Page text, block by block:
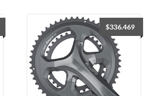
$336.469